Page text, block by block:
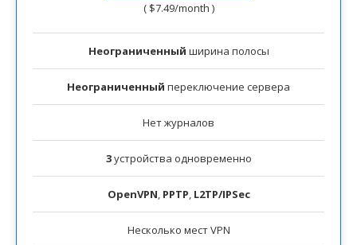
( $7.49/month )
Неограниченный ширина полосы
Неограниченный переключение сервера
Нет журналов
3устройства одновременно
OpenVPN, PPTP, L2TP/IPSec
Несколько мест VPN